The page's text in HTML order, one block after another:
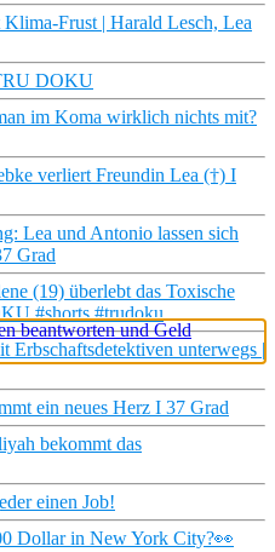
Frust | Harald Lesch, Lea
DOKU
im Koma wirklich nichts mit?
verliert Freundin Lea (†) I
Lea und Antonio lassen sich
Grad
(19) überlebt das Toxische
#shorts #trudoku
Erbschaftsdetektiven unterwegs |
ein neues Herz I 37 Grad
bekommt das
einen Job!
Dollar in New York City?👀